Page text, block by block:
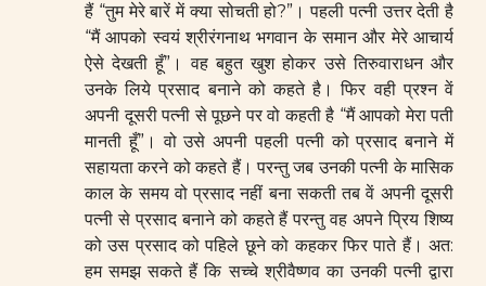
हैं “तुम मेरे बारें में क्या सोचती हो?”। पहली पत्नी उत्तर देती है
“मैं आपको स्वयं श्रीरंगनाथ भगवान के समान और मेरे आचार्य
ऐसे देखती हूँ”। वह बहुत खुश होकर उसे तिरुवाराधन और
उनके लिये प्रसाद बनाने को कहते है। फिर वही प्रश्न वें
अपनी दूसरी पत्नी से पूछने पर वो कहती है “मैं आपको मेरा पती
मानती हूँ”। वो उसे अपनी पहली पत्नी को प्रसाद बनाने में
सहायता करने को कहते हैं। परन्तु जब उनकी पत्नी के मासिक
काल के समय वो प्रसाद नहीं बना सकती तब वें अपनी दूसरी
पत्नी से प्रसाद बनाने को कहते हैं परन्तु वह अपने प्रिय शिष्य
को उस प्रसाद को पहिले छूने को कहकर फिर पाते हैं। अत:
हम समझ सकते हैं कि सच्चे श्रीवैष्णव का उनकी पत्नी द्वारा